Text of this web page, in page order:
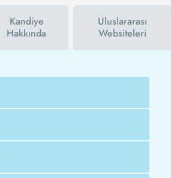
Kandiye
Hakkında
Uluslararası
Websiteleri